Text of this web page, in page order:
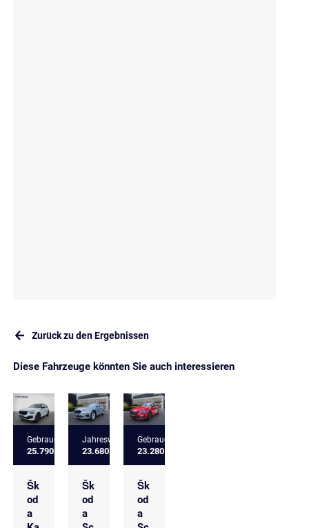
Zurück zu den Ergebnissen
Diese Fahrzeuge könnten Sie auch interessieren
Gebrauchtfahrzeug
25.790 €
Šk
od
a
Jahreswagen
23.680 €
Šk
od
a
Gebrauchtfahrzeug
23.280 €
Šk
od
a